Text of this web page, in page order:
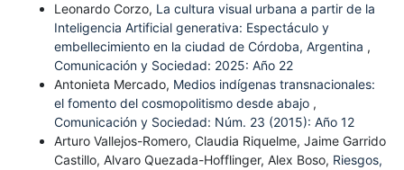
Leonardo Corzo, La cultura visual urbana a partir de la
Inteligencia Artificial generativa: Espectáculo y
embellecimiento en la ciudad de Córdoba, Argentina ,
Comunicación y Sociedad: 2025: Año 22
Antonieta Mercado, Medios indígenas transnacionales:
el fomento del cosmopolitismo desde abajo ,
Comunicación y Sociedad: Núm. 23 (2015): Año 12
Arturo Vallejos-Romero, Claudia Riquelme, Jaime Garrido
Castillo, Alvaro Quezada-Hofflinger, Alex Boso, Riesgos,